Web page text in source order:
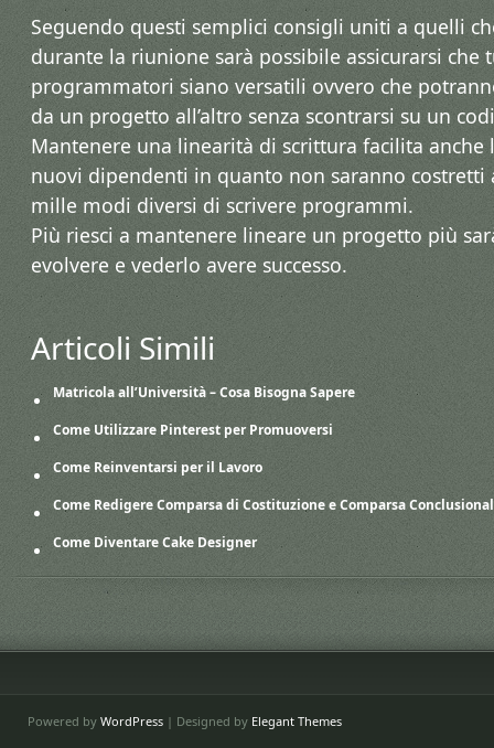
Seguendo questi semplici consigli uniti a quelli
durante la riunione sarà possibile assicurarsi che
programmatori siano versatili ovvero che
da un progetto all’altro senza scontrarsi su un
Mantenere una linearità di scrittura facilita anche
nuovi dipendenti in quanto non saranno costretti
mille modi diversi di scrivere programmi.
Più riesci a mantenere lineare un progetto più
evolvere e vederlo avere successo.
Articoli Simili
Matricola all’Università – Cosa Bisogna Sapere
Come Utilizzare Pinterest per Promuoversi
Come Reinventarsi per il Lavoro
Come Redigere Comparsa di Costituzione e Comparsa
Come Diventare Cake Designer
Powered by WordPress | Designed by Elegant Themes